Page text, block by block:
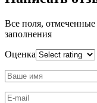
Все поля, отмеченные
заполнения
Оценка